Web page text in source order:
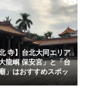
寺】台北大同エリア
龍峒 保安宮」と「台
」はおすすめスポッ